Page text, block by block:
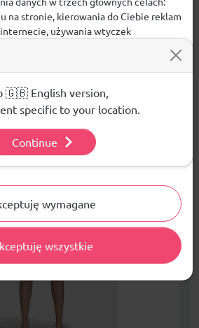
ZADAJ PYTANIE
NOWOŚCI W DZIALE
na stronie, kierowania do Ciebie reklam
używania wtyczek
o plikach cookie i tym, jak
dane, odwiedź naszą Polityką
wymagane
wszystkie
🇬🇧 English version,
specific to your location.
Continue